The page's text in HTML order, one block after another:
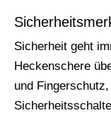
Sicherheit geht
Heckenschere
und